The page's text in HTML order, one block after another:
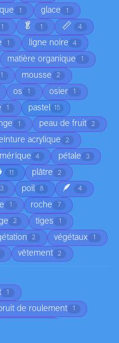
1 glace 1
1 🥬 1 📏 4
1 ligne noire 4
matière organique 1
1 mousse 2
os 1 osier 1
1 pastel 15
1 peau de fruit 2
acrylique 2
4 pétale 3
11 plâtre 2
3 poil 8 🪶 4
1 roche 7
2 tiges 1
2 végétaux 1
vêtement 2
1
de roulement 1